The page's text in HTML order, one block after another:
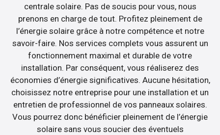
centrale solaire. Pas de soucis pour vous, nous
prenons en charge de tout. Profitez pleinement de
l’énergie solaire grâce à notre compétence et notre
savoir-faire. Nos services complets vous assurent un
fonctionnement maximal et durable de votre
installation. Par conséquent, vous réaliserez des
économies d’énergie significatives. Aucune hésitation,
choisissez notre entreprise pour une installation et un
entretien de professionnel de vos panneaux solaires.
Vous pourrez donc bénéficier pleinement de l’énergie
solaire sans vous soucier des éventuels